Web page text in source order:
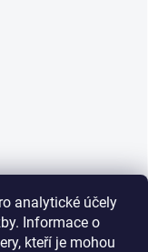
analytické účely
Informace o
kteří je mohou